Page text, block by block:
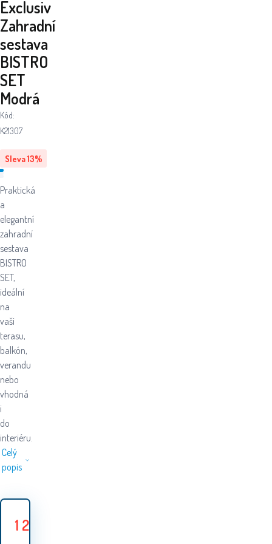
Sleva13%
Exclusiv
Zahradní
sestava
BISTRO
SET
Modrá
Kód:
K21307
Praktická
a
elegantní
zahradní
sestava
BISTRO
SET,
ideální
na
vaši
terasu,
balkón,
verandu
nebo
vhodná
i
do
interiéru.
Celý
popis
1 299